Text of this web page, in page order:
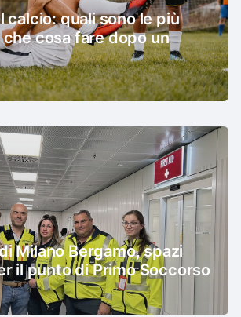
calcio: quali sono le più
cosa fare dopo un
Milano Bergamo, spazi
il punto di Primo Soccorso